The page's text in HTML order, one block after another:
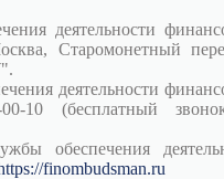
деятельности
Старомонетный
деятельности
10 (бесплатный
обеспечения
finombudsman.ru